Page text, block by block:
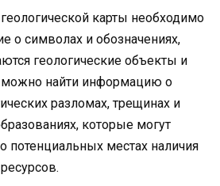
карты необходимо
о символах и обозначениях,
геологические объекты и
можно найти информацию о
разломах, трещинах и
которые могут
потенциальных местах наличия